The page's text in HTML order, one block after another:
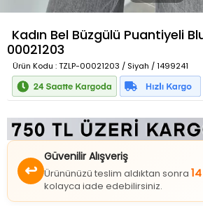
Kadın Bel Büzgülü Puantiyeli
00021203
Ürün Kodu : TZLP-00021203 / Siyah / 1499241
↩
Güvenilir Alışveriş
Ürününüzü teslim aldıktan sonra
kolayca iade edebilirsiniz.